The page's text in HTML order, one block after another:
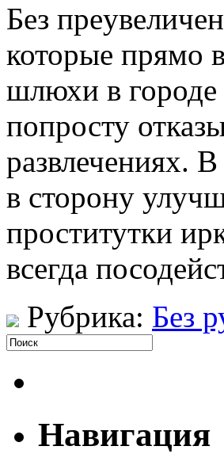
Бeз
которые прямо
шлюхи в городе
попросту
развлечениях.
в сторону
проститутки
всегда
Рубрика: Без
Навигация